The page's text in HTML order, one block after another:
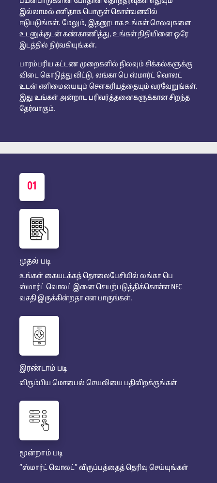
இல்லாமல் எளிதாக பொருள் கொள்வனவில்
ஈடுபடுங்கள். மேலும், இதனூடாக உங்கள் செலவுகளை
உடனுக்குடன் கண்காணித்து, உங்கள் நிதியினை ஒரே
இடத்தில் நிர்வகியுங்கள்.
பாரம்பரிய கட்டண முறைகளில் நிலவும் சிக்கல்களுக்கு
விடை கொடுத்து விட்டு, லங்கா பெ ஸ்மார்ட் வொலட்
உடன் எளிமையையும் சௌகரியத்தையும் வரவேறுங்கள்.
இது உங்கள் அன்றாட பரிவர்த்தனைகளுக்கான சிறந்த
தேர்வாகும்.
01
முதல் படி
உங்கள் கையடக்கத் தொலைபேசியில் லங்கா பெ
ஸ்மார்ட் வொலட் இனை செயற்படுத்திக்கொள்ள NFC
வசதி இருக்கின்றதா என பாருங்கள்.
இரண்டாம் படி
விரும்பிய மொபைல் செயலியை பதிவிறக்குங்கள்
மூன்றாம் படி
“ஸ்மார்ட் வொலட்” விருப்பத்தைத் தெரிவு செய்யுங்கள்